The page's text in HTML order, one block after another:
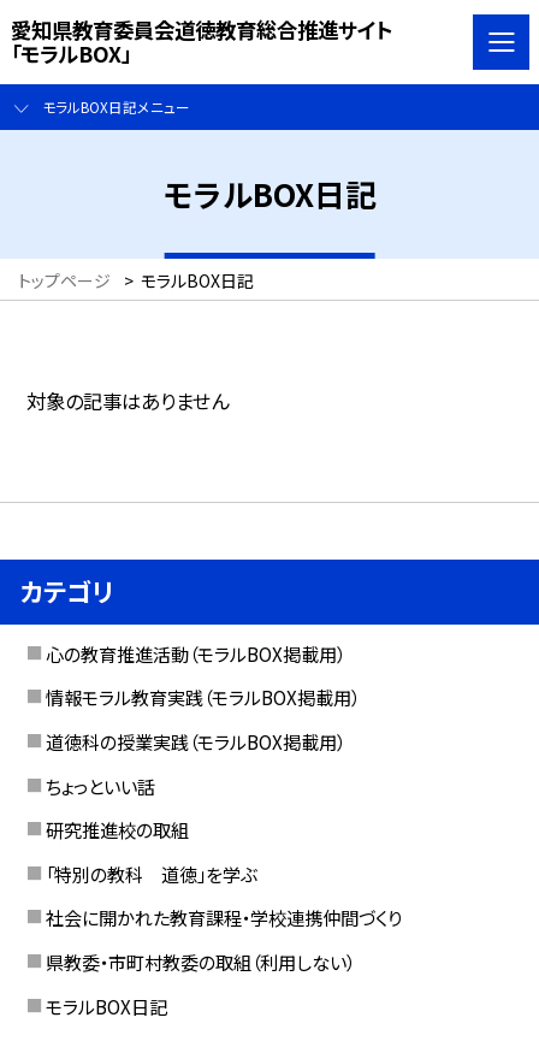
愛知県教育委員会道徳教育総合推進サイト
「モラルBOX」
モラルBOX日記メニュー
モラルBOX日記
トップページ > モラルBOX日記
対象の記事はありません
カテゴリ
心の教育推進活動（モラルBOX掲載用）
情報モラル教育実践（モラルBOX掲載用）
道徳科の授業実践（モラルBOX掲載用）
ちょっといい話
研究推進校の取組
「特別の教科 道徳」を学ぶ
社会に開かれた教育課程・学校連携仲間づくり
県教委・市町村教委の取組（利用しない）
モラルBOX日記